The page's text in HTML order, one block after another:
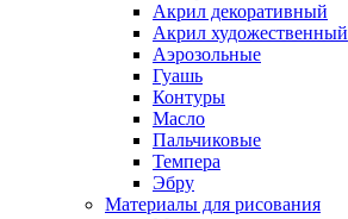
Акрил декоративный
Акрил художественный
Аэрозольные
Гуашь
Контуры
Масло
Пальчиковые
Темпера
Эбру
Материалы для рисования